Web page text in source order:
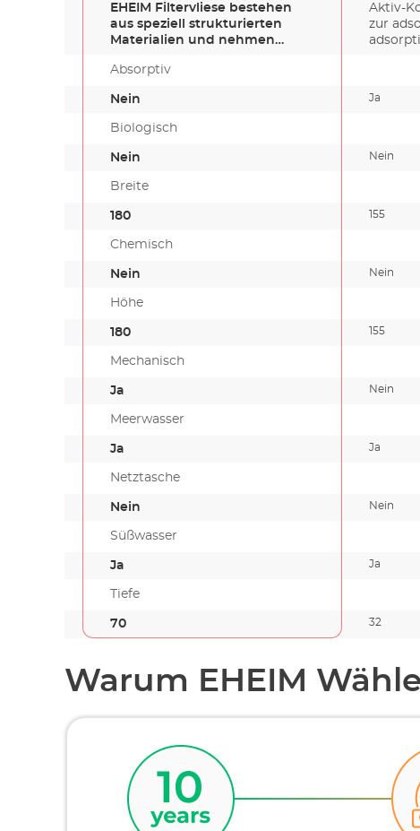
EHEIM Filtervliese bestehen
aus speziell strukturierten
Materialien und nehmen
Aktiv-
zur
Absorptiv
Nein Ja
Biologisch
Nein Nein
Breite
180 155
Chemisch
Nein Nein
Höhe
180 155
Mechanisch
Ja Nein
Meerwasser
Ja Ja
Netztasche
Nein Nein
Süßwasser
Ja Ja
Tiefe
70 32
Warum EHEIM